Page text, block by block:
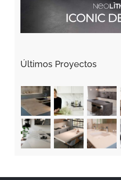
Últimos Proyectos